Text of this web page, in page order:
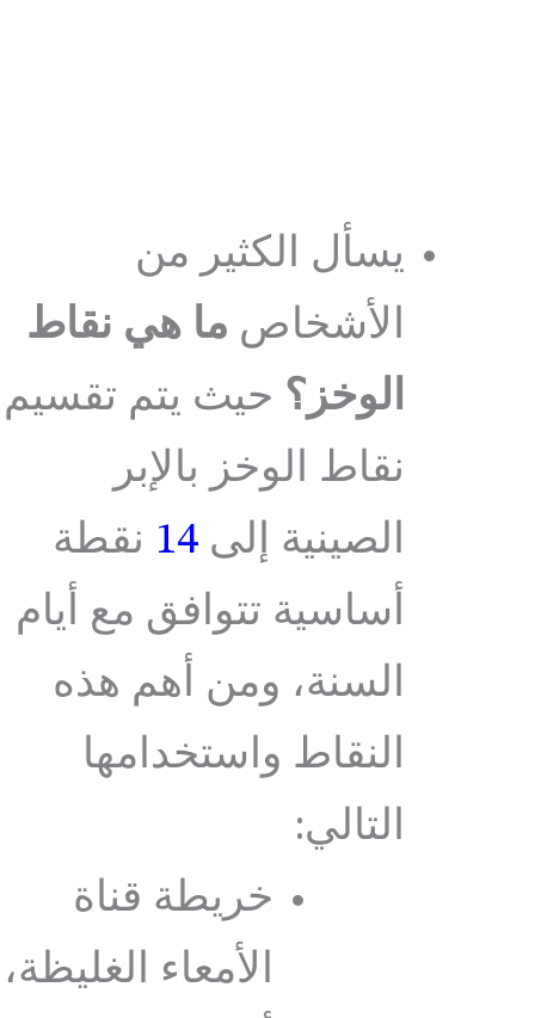
يسأل الكثير من
الأشخاص ما هي نقاط
الوخز؟ حيث يتم تقسيم
نقاط الوخز بالإبر
الصينية إلى 14
نقطة
أساسية تتوافق مع أيام
السنة، ومن أهم هذه
النقاط واستخدامها
التالي:
خريطة قناة
الأمعاء الغليظة،